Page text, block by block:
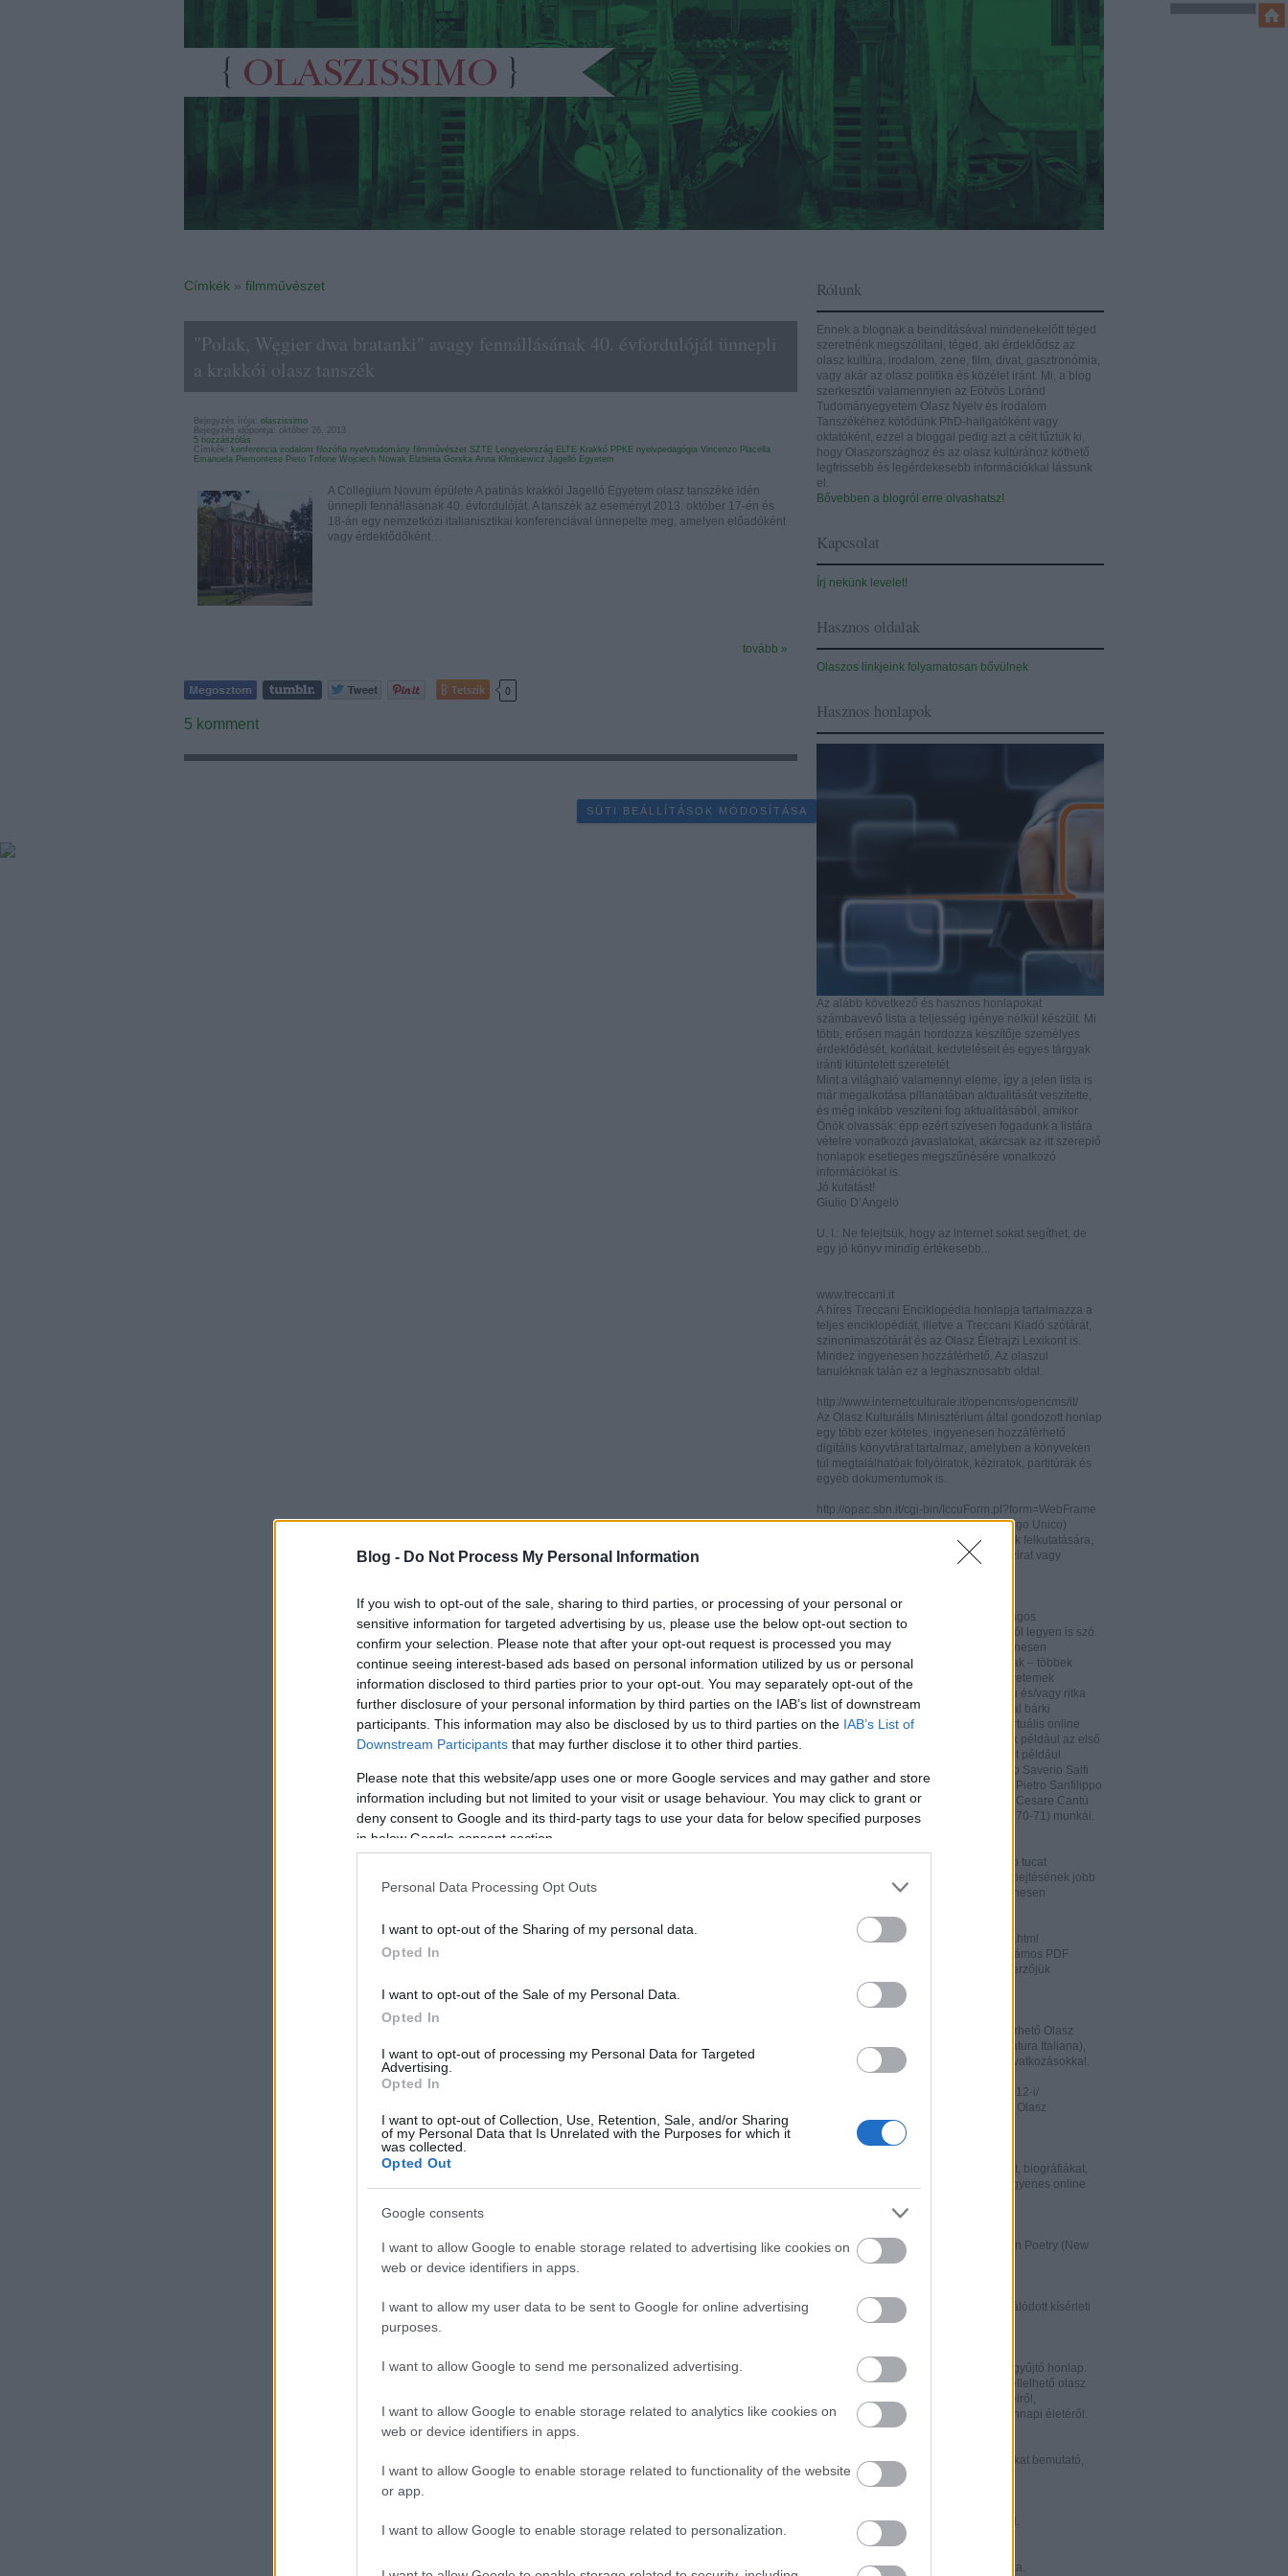
Blog - Do Not Process My Personal Information
If you wish to opt-out of the sale, sharing to third parties, or processing of your personal or
sensitive information for targeted advertising by us, please use the below opt-out section to
confirm your selection. Please note that after your opt-out request is processed you may
continue seeing interest-based ads based on personal information utilized by us or personal
information disclosed to third parties prior to your opt-out. You may separately opt-out of the
further disclosure of your personal information by third parties on the IAB’s list of downstream
participants. This information may also be disclosed by us to third parties on the IAB’s List of
Downstream Participants that may further disclose it to other third parties.
Please note that this website/app uses one or more Google services and may gather and store
information including but not limited to your visit or usage behaviour. You may click to grant or
deny consent to Google and its third-party tags to use your data for below specified purposes
in below Google consent section.
Personal Data Processing Opt Outs
I want to opt-out of the Sharing of my personal data.
Opted In
I want to opt-out of the Sale of my Personal Data.
Opted In
I want to opt-out of processing my Personal Data for Targeted
Advertising.
Opted In
I want to opt-out of Collection, Use, Retention, Sale, and/or Sharing
of my Personal Data that Is Unrelated with the Purposes for which it
was collected.
Opted Out
Google consents
I want to allow Google to enable storage related to advertising like cookies on
web or device identifiers in apps.
I want to allow my user data to be sent to Google for online advertising
purposes.
I want to allow Google to send me personalized advertising.
I want to allow Google to enable storage related to analytics like cookies on
web or device identifiers in apps.
I want to allow Google to enable storage related to functionality of the website
or app.
I want to allow Google to enable storage related to personalization.
Rólunk
Ennek a blognak a beindításával mindenekelőtt téged
szeretnénk megszólítani, téged, aki érdeklődsz az
olasz kultúra, irodalom, zene, film, divat, gasztronómia,
vagy akár az olasz politika és közélet iránt. Mi, a blog
szerkesztői valamennyien az Eötvös Loránd
Tudományegyetem Olasz Nyelv és Irodalom
Tanszékéhez kötődünk PhD-hallgatóként vagy
oktatóként, ezzel a bloggal pedig azt a célt tűztük ki,
hogy Olaszországhoz és az olasz kultúrához köthető
legfrissebb és legérdekesebb információkkal lássunk
el.
Bővebben a blogról erre olvashatsz!
Kapcsolat
Írj nekünk levelet!
Hasznos oldalak
Olaszos linkjeink folyamatosan bővülnek
Hasznos honlapok
Az alább következő és hasznos honlapokat
számbavevő lista a teljesség igénye nélkül készült. Mi
több, erősen magán hordozza készítője személyes
érdeklődését, korlátait, kedvteléseit és egyes tárgyak
iránti kitüntetett szeretetét.
Mint a világhaló valamennyi eleme, így a jelen lista is
már megalkotása pillanatában aktualitását veszítette,
és még inkább veszíteni fog aktualitásából, amikor
Önök olvassák: épp ezért szívesen fogadunk a listára
vételre vonatkozó javaslatokat, akárcsak az itt szereplő
honlapok esetleges megszűnésére vonatkozó
információkat is.
Jó kutatást!
Giulio D’Angelo
U. I.: Ne felejtsük, hogy az internet sokat segíthet, de
egy jó könyv mindig értékesebb...
www.treccani.it
A híres Treccani Enciklopédia honlapja tartalmazza a
teljes enciklopédiát, illetve a Treccani Kiadó szótárát,
szinonimaszótárát és az Olasz Életrajzi Lexikont is.
Mindez ingyenesen hozzáférhető. Az olaszul
tanulóknak talán ez a leghasznosabb oldal.
http://www.internetculturale.it/opencms/opencms/it/
Az Olasz Kulturális Minisztérium által gondozott honlap
egy több ezer kötetes, ingyenesen hozzáférhető
digitális könyvtárat tartalmaz, amelyben a könyveken
túl megtalálhatóak folyóiratok, kéziratok, partitúrák és
egyéb dokumentumok is.
http://opac.sbn.it/cgi-bin/IccuForm.pl?form=WebFrame
Az ICCU (Istituto Centrale per il Catalogo Unico)
keresőrendszere. Hasznos lehet annak felkutatására,
hogy hol lelhető fel egy-egy könyv, kézirat vagy
http://books.google.it/
A könyveknek és folyóiratoknak valóságos
kincseskamrája ez, bármelyik századról legyen is szó.
Ezen az oldalon olvashatóak és ingyenesen
letölthetőek minden nemzetiségű írónak – többek
között olaszoknak is – az amerikai egyetemek
könyvtáraiban digitalizált, első kiadású és/vagy ritka
könyvei. Egy Google vagy Gmail fiókkal bárki
létrehozhatja és megőrizheti a saját virtuális online
könyvtárát. A honlapon megtalálhatóak például az első
olasz irodalomtörténeti munkák is, mint például
Girolamo Tiraboschi (1825), Francesco Saverio Salfi
(1834), Giuseppe Maffei (1852-1853), Pietro Sanfilippo
(1859), Paolo Emiliani-Giudici (1863), Cesare Cantù
(1865) vagy Francesco De Sanctis (1870-71) munkái.
2.495 e-könyv, 6.320 zenei darab, több tucat
hangoskönyv segíthet az olasz nyelv kiejtésének jobb
elsajátításában. Valamennyi file ingyenesen
http://www.letteraturaitaliana.net/index.html
Az előzőhöz nagyon hasonló oldal, számos PDF
formátumú olasz irodalmi művel és szerzőjük
életrajzával gazdagítva.
Antonio Piromalli ingyenesen hozzáférhető Olasz
irodalomtörténet-e (Storia della Letteratura Italiana),
digitális keresőprogrammal és hiperhivatkozásokkal.
http://www3.unibo.it/boll900/numeri/2012-i/
«Bollettino '900». A Bolognai Egyetem Olasz
Tanszékének online folyóirata.
Régi és kortárs olasz irodalmi műveket, biográfiákat,
szerzőket és recenziókat bemutató, ingyenes online
Gradiva - International Journal of Italian Poetry (New
York - Roma)
Az iskolai irodalomoktatásra specializálódott kísérleti
folyóirat.
A világ italianisztikai folyóiratait egybegyűjtő honlap.
Számos információt kínál a világban fellelhető olasz
tanszékek folyóiratairól, kiadott könyveiről,
publikációiról, ösztöndíjairól és mindennapi életéről.
Régi és ritka történelmi dokumentumokat bemutató,
érdekes és könnyen átlátható honlap.
Irodalmi és egyéb témákat kínáló oldal.
A rangos olasz folyóirat online változata.
Címkék » filmművészet
"Polak, Węgier dwa bratanki" avagy fennállásának 40. évfordulóját ünnepli
a krakkói olasz tanszék
Bejegyzés írója: olaszissimo
Bejegyzés időpontja: október 26, 2013
5 hozzászólás
Címkék: konferencia irodalom filozófia nyelvtudomány filmművészet SZTE Lengyelország ELTE Krakkó PPKE nyelvpedagógia Vincenzo Placella
Emanuela Piemontese Pieto Trifone Wojciech Nowak Elzbieta Gorska Anna Klimkiewicz Jagelló Egyetem
A Collegium Novum épülete A patinás krakkói Jagelló Egyetem olasz tanszéke idén
ünnepli fennállásának 40. évfordulóját. A tanszék az eseményt 2013. október 17-én és
18-án egy nemzetközi italianisztikai konferenciával ünnepelte meg, amelyen előadóként
vagy érdeklődőként…
tovább »
Tetszik 0
5 komment
SÜTI BEÁLLÍTÁSOK MÓDOSÍTÁSA